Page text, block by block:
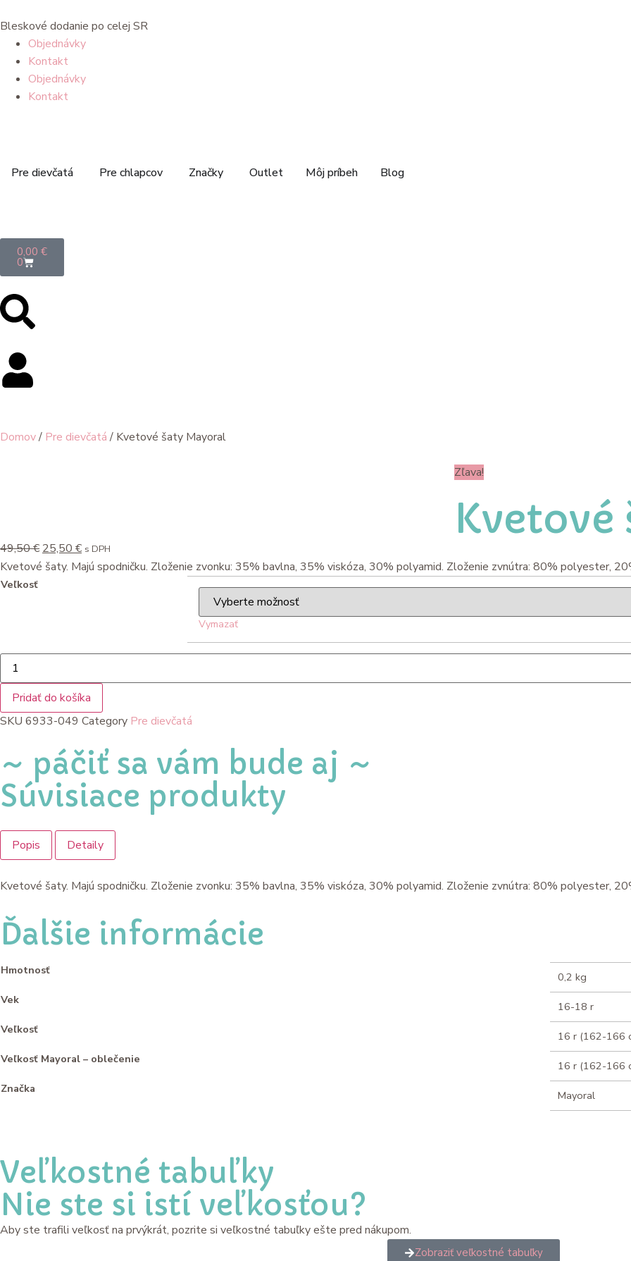
Bleskové dodanie po celej SR
Objednávky
Kontakt
Objednávky
Kontakt
Pre dievčatá Pre chlapcov Značky Outlet Môj príbeh Blog
0,00 €
0
Domov/ Pre dievčatá/ Kvetové šaty Mayoral
Zľava!
Kvetové
49,50€ 25,50 € s DPH
Kvetové šaty. Majú spodničku. Zloženie zvonku: 35% bavlna, 35% viskóza, 30% polyamid. Zloženie zvnútra: 80% polyester,
Veľkosť
Vymazať
Pridať do košíka
SKU 6933-049 Category Pre dievčatá
~ páčiť sa vám bude aj ~
Súvisiace produkty
Popis Detaily
Kvetové šaty. Majú spodničku. Zloženie zvonku: 35% bavlna, 35% viskóza, 30% polyamid. Zloženie zvnútra: 80% polyester,
Ďalšie informácie
Hmotnosť
0,2 kg
Vek
16-18 r
Veľkosť
16 r (162-166
Veľkosť Mayoral – oblečenie
16 r (162-166
Značka
Mayoral
Veľkostné tabuľky
Nie ste si istí veľkosťou?
Aby ste trafili veľkosť na prvýkrát, pozrite si veľkostné tabuľky ešte pred nákupom.
Zobraziť veľkostné tabuľky